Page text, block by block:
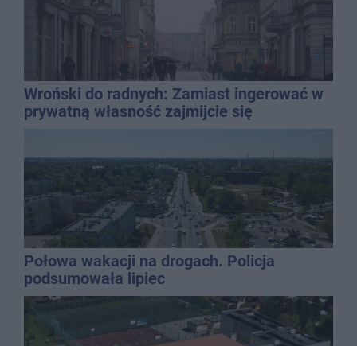
Wroński do radnych: Zamiast ingerować w
prywatną własność zajmijcie się
Połowa wakacji na drogach. Policja
podsumowała lipiec